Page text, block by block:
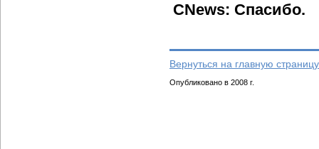
CNews: Спасибо.
Вернуться на главную
Опубликовано в 2008 г.